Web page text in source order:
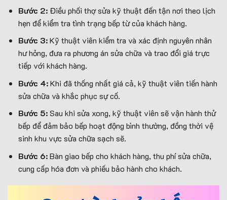
Bước 2: Điều phối thợ sửa kỹ thuật đến tận nơi theo lịch
hẹn để kiểm tra tình trạng bếp từ của khách hàng.
Bước 3:Kỹ thuật viên kiểm tra và xác định nguyên nhân
hư hỏng, đưa ra phương án sửa chữa và trao đổi giá trực
tiếp với khách hàng.
Bước 4:Khi đã thống nhất giá cả, kỹ thuật viên tiến hành
sửa chữa và khắc phục sự cố.
Bước 5:Sau khi sửa xong, kỹ thuật viên sẽ vận hành thử
bếp để đảm bảo bếp hoạt động bình thường, đồng thời vệ
sinh khu vực sửa chữa sạch sẽ.
Bước 6:Bàn giao bếp cho khách hàng, thu phí sửa chữa,
cung cấp hóa đơn và phiếu bảo hành cho khách.